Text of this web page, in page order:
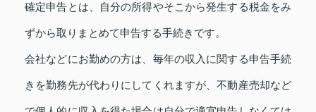
確定申告とは、自分の所得やそこから発生する税金をみ
ずから取りまとめて申告する手続きです。
会社などにお勤めの方は、毎年の収入に関する申告手続
きを勤務先が代わりにしてくれますが、不動産売却など